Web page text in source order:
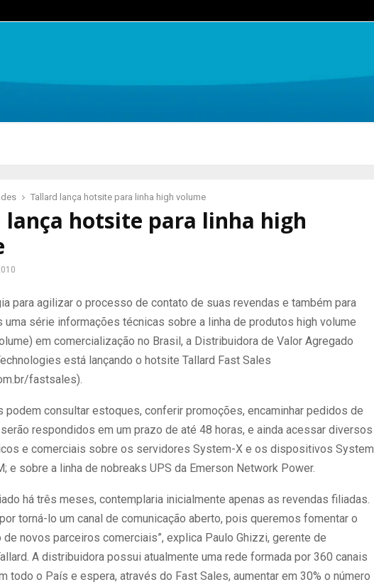
Tallard lança hotsite para linha high volume
lança hotsite para linha high
para agilizar o processo de contato de suas revendas e também para
uma série informações técnicas sobre a linha de produtos high volume
em comercialização no Brasil, a Distribuidora de Valor Agregado
está lançando o hotsite Tallard Fast Sales
fastsales).
podem consultar estoques, conferir promoções, encaminhar pedidos de
respondidos em um prazo de até 48 horas, e ainda acessar diversos
e comerciais sobre os servidores System-X e os dispositivos System
e sobre a linha de nobreaks UPS da Emerson Network Power.
há três meses, contemplaria inicialmente apenas as revendas filiadas.
torná-lo um canal de comunicação aberto, pois queremos fomentar o
de novos parceiros comerciais”, explica Paulo Ghizzi, gerente de
A distribuidora possui atualmente uma rede formada por 360 canais
todo o País e espera, através do Fast Sales, aumentar em 30% o número